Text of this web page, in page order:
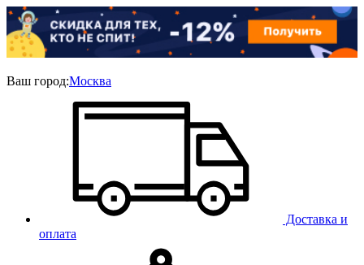
Ваш город:Москва
Доставка и
оплата